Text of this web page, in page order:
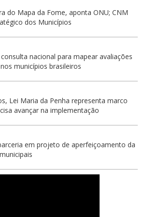
do Mapa da Fome, aponta ONU; CNM
dos Municípios
consulta nacional para mapear avaliações
municípios brasileiros
Lei Maria da Penha representa marco
avançar na implementação
em projeto de aperfeiçoamento da